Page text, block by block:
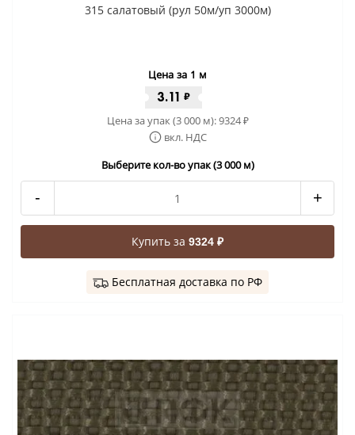
315 салатовый (рул 50м/уп 3000м)
Цена за 1 м
3.11 ₽
Цена за упак (3 000 м):9324₽
вкл. НДС
Выберите кол-во упак (3 000 м)
- +
Купить за 9324 ₽
Бесплатная доставка по РФ